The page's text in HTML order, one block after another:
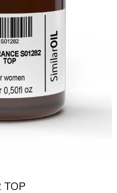
TOP